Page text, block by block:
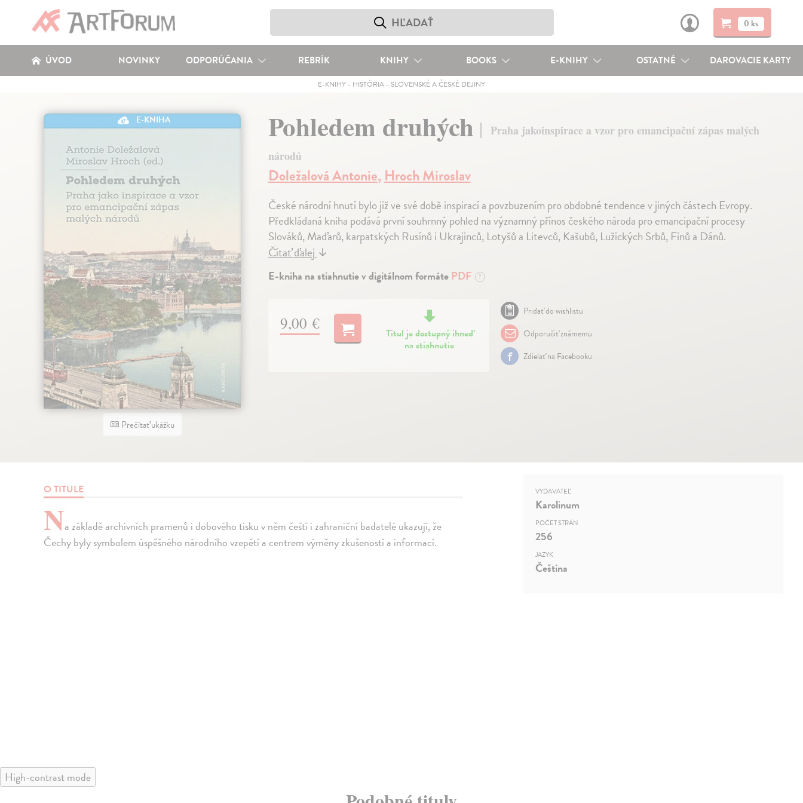
0 ks
ÚVOD NOVINKY ODPORÚČANIA REBRÍK KNIHY BOOKS E-KNIHY OSTATNÉ DAROVACIE KARTY
E-KNIHY- HISTÓRIA- SLOVENSKÉ A ČESKÉ DEJINY
E-KNIHA
Prečítať ukážku
Pohledem druhých
Praha jakoinspirace a vzor pro emancipační zápas malých
národů
Doležalová Antonie,Hroch Miroslav
České národní hnutí bylo již ve své době inspirací a povzbuzením pro obdobné tendence v jiných částech Evropy.
Předkládaná kniha podává první souhrnný pohled na významný přínos českého národa pro emancipační procesy
Slováků, Maďarů, karpatských Rusínů i Ukrajinců, Lotyšů a Litevců, Kašubů, Lužických Srbů, Finů a Dánů.
Čítať ďalej↓
E-kniha na stiahnutie v digitálnom formátePDF ?
9,00 €
Titul je dostupný ihneď
na stiahnutie
Pridať do wishlistu
Odporučiť známemu
Zdielať na Facebooku
O TITULE
Na základě archivních pramenů i dobového tisku v něm čeští i zahraniční badatelé ukazují, že
Čechy byly symbolem úspěšného národního vzepětí a centrem výměny zkušeností a informací.
VYDAVATEĽ
Karolinum
POČET STRÁN
256
JAZYK
Čeština
High-contrast mode